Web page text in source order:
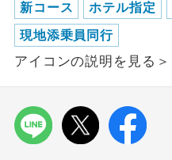
新コース ホテル指定
現地添乗員同行
アイコンの説明を見る＞
ホテル指定
ご紹介
ス2席利用